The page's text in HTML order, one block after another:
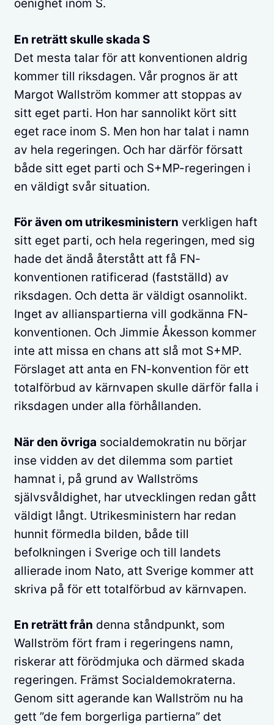
oenighet inom S.
En reträtt skulle skada S
Det mesta talar för att konventionen aldrig
kommer till riksdagen. Vår prognos är att
Margot Wallström kommer att stoppas av
sitt eget parti. Hon har sannolikt kört sitt
eget race inom S. Men hon har talat i namn
av hela regeringen. Och har därför försatt
både sitt eget parti och S+MP-regeringen i
en väldigt svår situation.
För även om utrikesministern verkligen haft
sitt eget parti, och hela regeringen, med sig
hade det ändå återstått att få FN-
konventionen ratificerad (fastställd) av
riksdagen. Och detta är väldigt osannolikt.
Inget av allianspartierna vill godkänna FN-
konventionen. Och Jimmie Åkesson kommer
inte att missa en chans att slå mot S+MP.
Förslaget att anta en FN-konvention för ett
totalförbud av kärnvapen skulle därför falla i
riksdagen under alla förhållanden.
När den övriga socialdemokratin nu börjar
inse vidden av det dilemma som partiet
hamnat i, på grund av Wallströms
självsvåldighet, har utvecklingen redan gått
väldigt långt. Utrikesministern har redan
hunnit förmedla bilden, både till
befolkningen i Sverige och till landets
allierade inom Nato, att Sverige kommer att
skriva på för ett totalförbud av kärnvapen.
En reträtt från denna ståndpunkt, som
Wallström fört fram i regeringens namn,
riskerar att förödmjuka och därmed skada
regeringen. Främst Socialdemokraterna.
Genom sitt agerande kan Wallström nu ha
gett ”de fem borgerliga partierna” det